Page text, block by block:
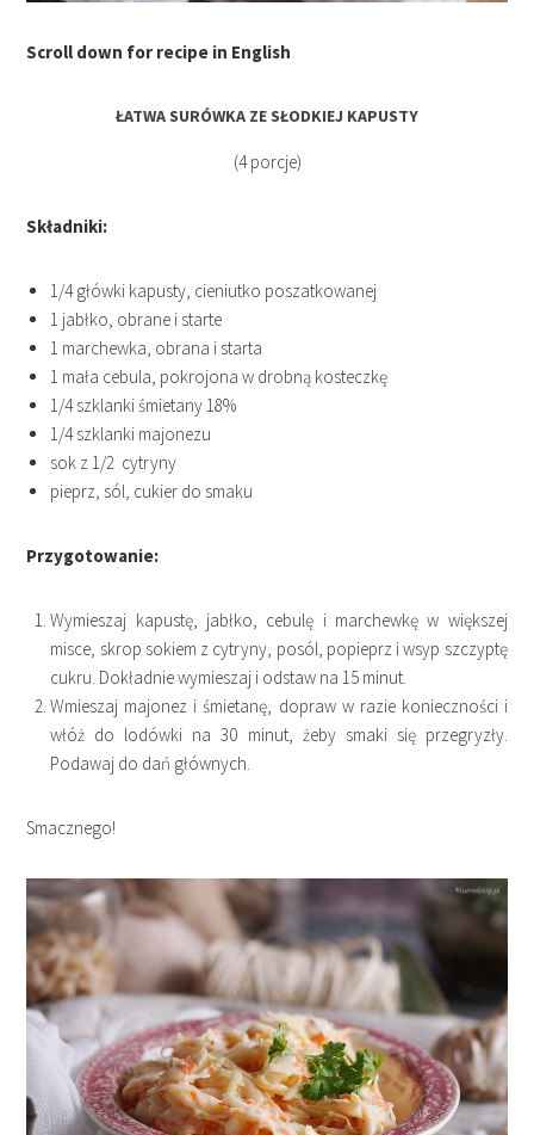
Scroll down for recipe in English
ŁATWA SURÓWKA ZE SŁODKIEJ KAPUSTY
(4 porcje)
Składniki:
1/4 główki kapusty, cieniutko poszatkowanej
1 jabłko, obrane i starte
1 marchewka, obrana i starta
1 mała cebula, pokrojona w drobną kosteczkę
1/4 szklanki śmietany 18%
1/4 szklanki majonezu
sok z 1/2 cytryny
pieprz, sól, cukier do smaku
Przygotowanie:
Wymieszaj kapustę, jabłko, cebulę i marchewkę w większej
misce, skrop sokiem z cytryny, posól, popieprz i wsyp szczyptę
cukru. Dokładnie wymieszaj i odstaw na 15 minut.
Wmieszaj majonez i śmietanę, dopraw w razie konieczności i
włóż do lodówki na 30 minut, żeby smaki się przegryzły.
Podawaj do dań głównych.
Smacznego!